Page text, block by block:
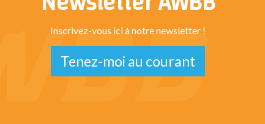
Inscrivez-vous ici à notre newsletter !
Tenez-moi au courant